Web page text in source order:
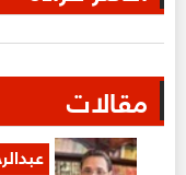
مقالات